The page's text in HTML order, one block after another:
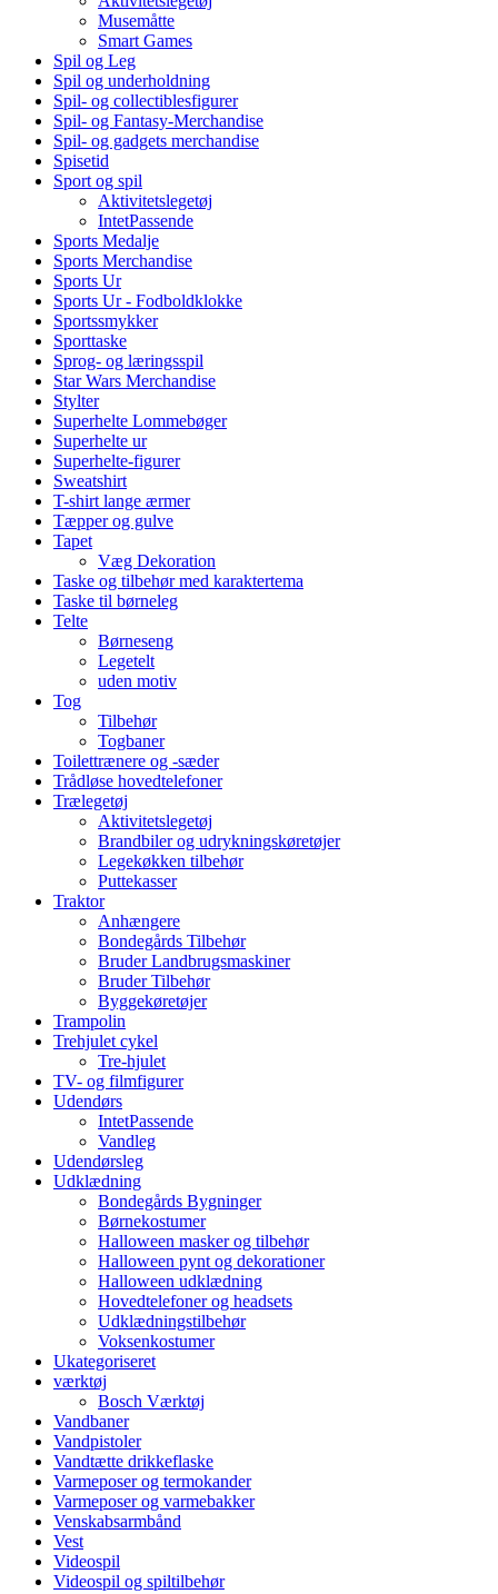
Musemåtte
Smart Games
Spil og Leg
Spil og underholdning
Spil- og collectiblesfigurer
Spil- og Fantasy-Merchandise
Spil- og gadgets merchandise
Spisetid
Sport og spil
Aktivitetslegetøj
IntetPassende
Sports Medalje
Sports Merchandise
Sports Ur
Sports Ur - Fodboldklokke
Sportssmykker
Sporttaske
Sprog- og læringsspil
Star Wars Merchandise
Stylter
Superhelte Lommebøger
Superhelte ur
Superhelte-figurer
Sweatshirt
T-shirt lange ærmer
Tæpper og gulve
Tapet
Væg Dekoration
Taske og tilbehør med karaktertema
Taske til børneleg
Telte
Børneseng
Legetelt
uden motiv
Tog
Tilbehør
Togbaner
Toilettrænere og -sæder
Trådløse hovedtelefoner
Trælegetøj
Aktivitetslegetøj
Brandbiler og udrykningskøretøjer
Legekøkken tilbehør
Puttekasser
Traktor
Anhængere
Bondegårds Tilbehør
Bruder Landbrugsmaskiner
Bruder Tilbehør
Byggekøretøjer
Trampolin
Trehjulet cykel
Tre-hjulet
TV- og filmfigurer
Udendørs
IntetPassende
Vandleg
Udendørsleg
Udklædning
Bondegårds Bygninger
Børnekostumer
Halloween masker og tilbehør
Halloween pynt og dekorationer
Halloween udklædning
Hovedtelefoner og headsets
Udklædningstilbehør
Voksenkostumer
Ukategoriseret
værktøj
Bosch Værktøj
Vandbaner
Vandpistoler
Vandtætte drikkeflaske
Varmeposer og termokander
Varmeposer og varmebakker
Venskabsarmbånd
Vest
Videospil
Videospil og spiltilbehør